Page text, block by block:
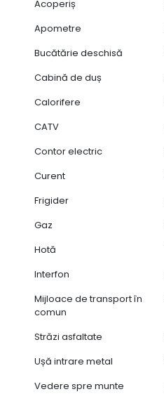
Acoperiș
Apometre
Bucătărie deschisă
Cabină de duș
Calorifere
CATV
Contor electric
Curent
Frigider
Gaz
Hotă
Interfon
Mijloace de transport în
comun
Străzi asfaltate
Ușă intrare metal
Vedere spre munte